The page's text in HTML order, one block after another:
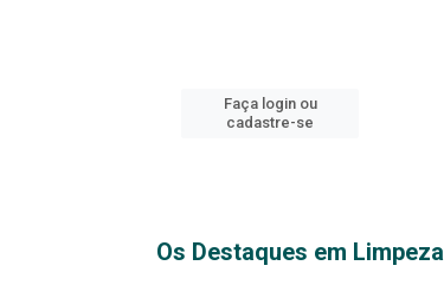
Faça login ou
cadastre-se
Os Destaques em Limpeza